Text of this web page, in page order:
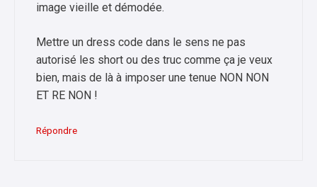
image vieille et démodée.
Mettre un dress code dans le sens ne pas
autorisé les short ou des truc comme ça je veux
bien, mais de là à imposer une tenue NON NON
ET RE NON !
Répondre